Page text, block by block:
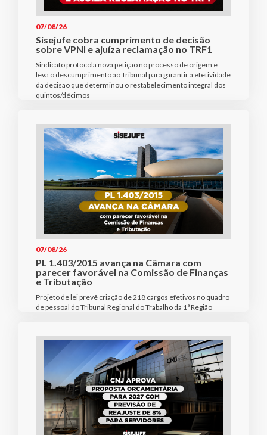
07/08/26
Sisejufe cobra cumprimento de decisão
sobre VPNI e ajuíza reclamação no TRF1
Sindicato protocola nova petição no processo de origem e
leva o descumprimento ao Tribunal para garantir a efetividade
da decisão que determinou o restabelecimento integral dos
quintos/décimos
07/08/26
PL 1.403/2015 avança na Câmara com
parecer favorável na Comissão de Finanças
e Tributação
Projeto de lei prevê criação de 218 cargos efetivos no quadro
de pessoal do Tribunal Regional do Trabalho da 1ª Região